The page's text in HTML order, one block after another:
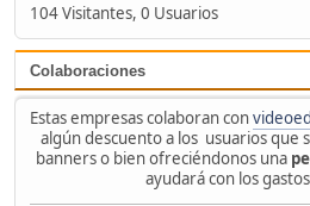
104 Visitantes, 0 Usuarios
Colaboraciones
Estas empresas colaboran con
algún descuento a los usuarios que
banners o bien ofreciéndonos una
ayudará con los